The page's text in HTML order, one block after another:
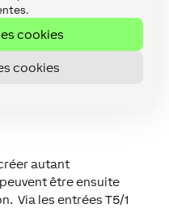
cookies
cookies
directement
des couleurs de la
numéros dans les
sélectionnées,
en la faisant
autant
être ensuite
Via les entrées T5/1